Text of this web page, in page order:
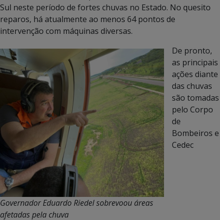
Sul neste período de fortes chuvas no Estado. No quesito
reparos, há atualmente ao menos 64 pontos de
intervenção com máquinas diversas.
Governador Eduardo Riedel sobrevoou áreas
afetadas pela chuva
De pronto,
as principais
ações diante
das chuvas
são tomadas
pelo Corpo
de
Bombeiros e
Cedec